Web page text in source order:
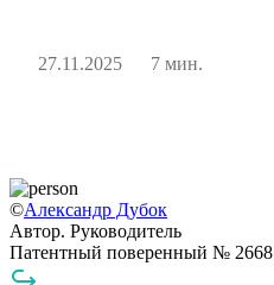
27.11.2025 7 мин.
©Александр Дубок
Автор. Руководитель
Патентный поверенный № 2668